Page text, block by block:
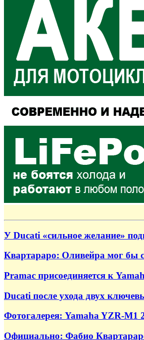
У Ducati «сильное желание»
Квартараро: Оливейра мог бы
Pramac присоединяется к
Ducati после ухода двух
Фотогалерея: Yamaha YZR-M1
Официально: Фабио